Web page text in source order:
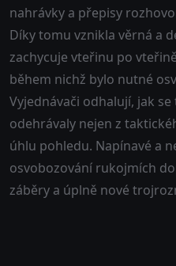
nahrávky a přepisy
Díky tomu vznikla věrná a
zachycuje vteřinu po
během nichž bylo nutné
Vyjednávači odhalují, jak
odehrávaly nejen z
úhlu pohledu. Napínavé a
osvobozování rukojmích
záběry a úplně nové